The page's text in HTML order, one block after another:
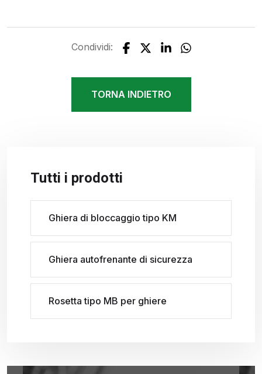
Condividi:
TORNA INDIETRO
Tutti i prodotti
Ghiera di bloccaggio tipo KM
Ghiera autofrenante di sicurezza
Rosetta tipo MB per ghiere